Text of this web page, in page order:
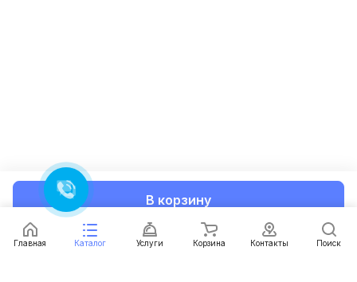
В корзину
Главная Каталог Услуги Корзина Контакты Поиск